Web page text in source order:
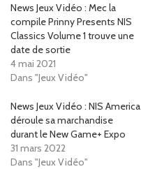
News Jeux Vidéo : Mec la
compile Prinny Presents NIS
Classics Volume 1 trouve une
date de sortie
4 mai 2021
Dans "Jeux Vidéo"
News Jeux Vidéo : NIS America
déroule sa marchandise
durant le New Game+ Expo
31 mars 2022
Dans "Jeux Vidéo"